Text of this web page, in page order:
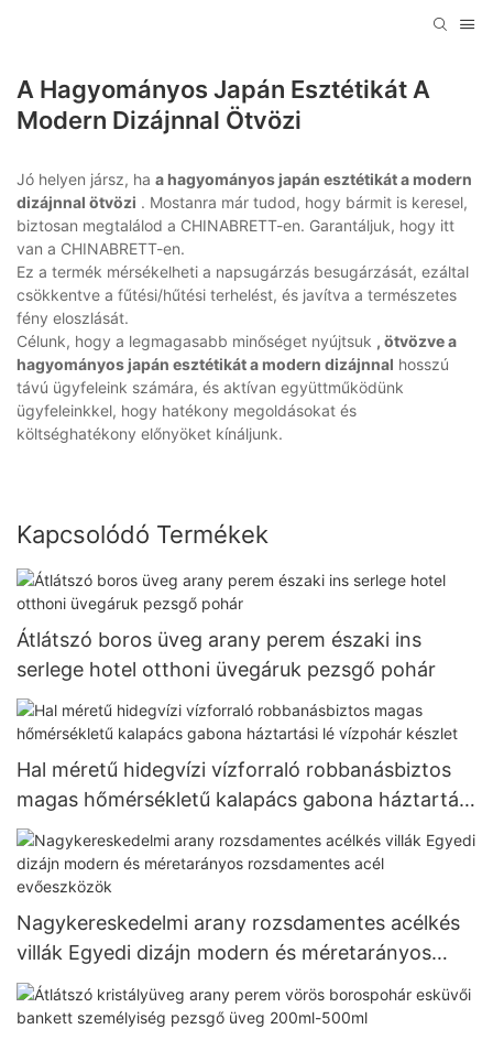
A Hagyományos Japán Esztétikát A
Modern Dizájnnal Ötvözi
Jó helyen jársz, ha a hagyományos japán esztétikát a modern
dizájnnal ötvözi . Mostanra már tudod, hogy bármit is keresel,
biztosan megtalálod a CHINABRETT-en. Garantáljuk, hogy itt
van a CHINABRETT-en.
Ez a termék mérsékelheti a napsugárzás besugárzását, ezáltal
csökkentve a fűtési/hűtési terhelést, és javítva a természetes
fény eloszlását.
Célunk, hogy a legmagasabb minőséget nyújtsuk , ötvözve a
hagyományos japán esztétikát a modern dizájnnal hosszú
távú ügyfeleink számára, és aktívan együttműködünk
ügyfeleinkkel, hogy hatékony megoldásokat és
költséghatékony előnyöket kínáljunk.
Kapcsolódó Termékek
Átlátszó boros üveg arany perem északi ins
serlege hotel otthoni üvegáruk pezsgő pohár
Hal méretű hidegvízi vízforraló robbanásbiztos
magas hőmérsékletű kalapács gabona háztartási
lé vízpohár készlet
Nagykereskedelmi arany rozsdamentes acélkés
villák Egyedi dizájn modern és méretarányos
rozsdamentes acél evőeszközök